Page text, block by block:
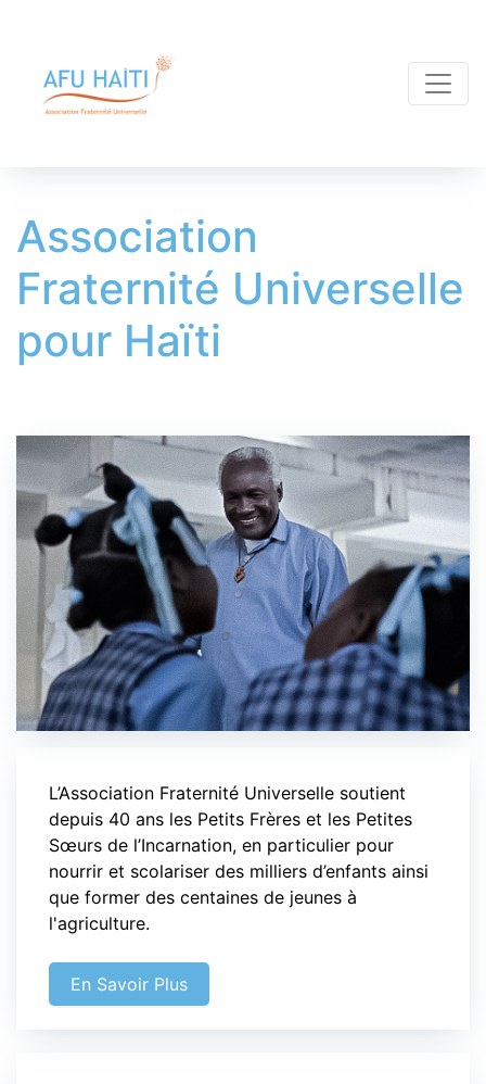
Association
Fraternité Universelle
pour Haïti
L’Association Fraternité Universelle soutient
depuis 40 ans les Petits Frères et les Petites
Sœurs de l’Incarnation, en particulier pour
nourrir et scolariser des milliers d’enfants ainsi
que former des centaines de jeunes à
l'agriculture.
En Savoir Plus